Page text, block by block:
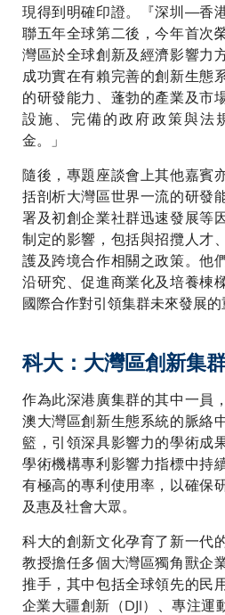
現得到明確印證。『深圳—香
聯五年全球第二後，今年首次
灣區於全球創新及經濟影響力
成功實在有賴完善的創新生態
的研發能力、蓬勃的產業及市
設施、完備的政府政策與法
金。」
隨後，專題座談會上其他嘉賓
括剖析大灣區世界一流的研發
署及初創企業社群迅速發展等
制定的影響，包括與招攬人才
護及跨境合作相關之政策。他
沿研究、促進商業化及培養棟
國際合作對引領集群未來發展的
科大：大灣區創新集
作為此深港廣集群的其中一員
澳大灣區創新生態系統的脈絡
籃，引領深具影響力的學術成
學術機構專利影響力指標中持
有極高的專利使用率，以確保
及惠及社會大眾。
科大的創新文化孕育了新一代
教授擔任多個大灣區獨角獸企
推手，其中包括全球領先的民
企業大疆創新（DJI）、專注運